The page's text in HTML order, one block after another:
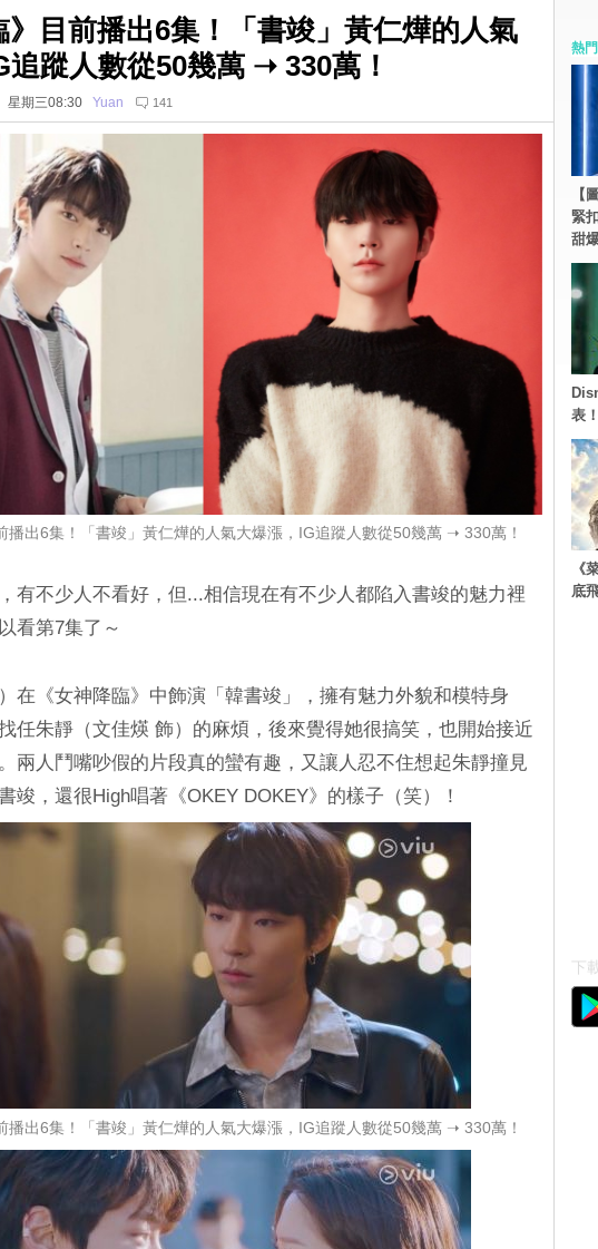
》目前播出6集！「書竣」黃仁燁的人氣
追蹤人數從50幾萬 ➝ 330萬！
星期三08:30 Yuan 141
播出6集！「書竣」黃仁燁的人氣大爆漲，IG追蹤人數從50幾萬 ➝ 330萬！
有不少人不看好，但...相信現在有不少人都陷入書竣的魅力裡
看第7集了～
在《女神降臨》中飾演「韓書竣」，擁有魅力外貌和模特身
任朱靜（文佳煐 飾）的麻煩，後來覺得她很搞笑，也開始接近
兩人鬥嘴吵假的片段真的蠻有趣，又讓人忍不住想起朱靜撞見
竣，還很High唱著《OKEY DOKEY》的樣子（笑）！
播出6集！「書竣」黃仁燁的人氣大爆漲，IG追蹤人數從50幾萬 ➝ 330萬！
熱門
【
緊
甜
表
《
底
下